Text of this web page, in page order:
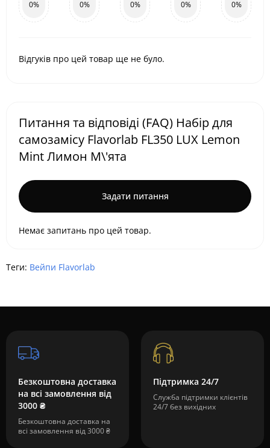
0% 0% 0% 0% 0%
Відгуків про цей товар ще не було.
Питання та відповіді (FAQ) Набір для
самозамісу Flavorlab FL350 LUX Lemon
Mint Лимон М\'ята
Задати питання
Немає запитань про цей товар.
Теги: Вейпи Flavorlab
Безкоштовна доставка
на всі замовлення від
3000 ₴
Безкоштовна доставка на
всі замовлення від 3000 ₴
Підтримка 24/7
Служба підтримки клієнтів
24/7 без вихідних